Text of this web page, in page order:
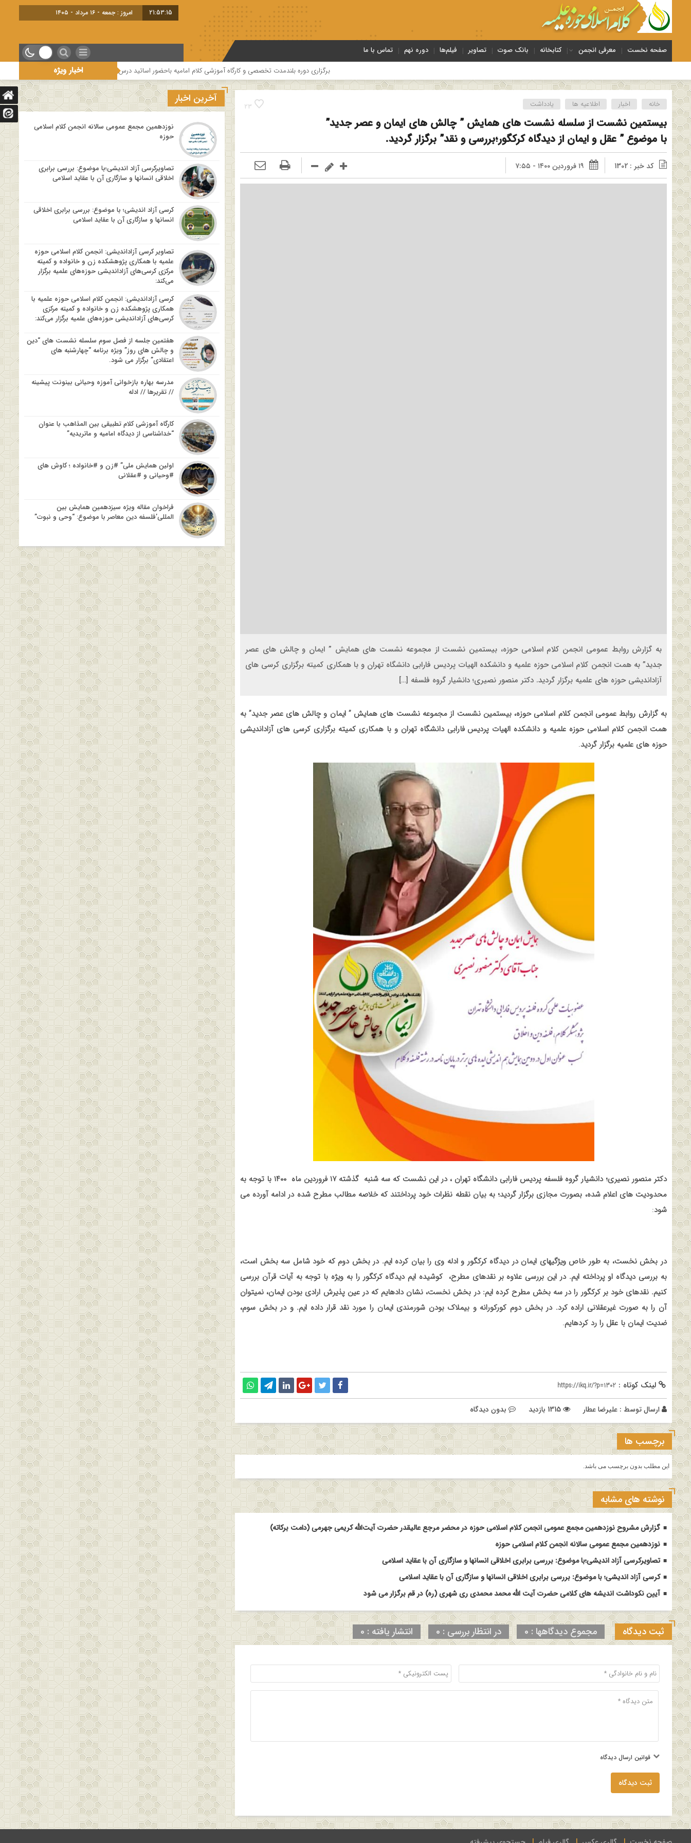
21:53:16 امروز : جمعه - ۱۶ مرداد - ۱۴۰۵
صفحه نخست معرفی انجمن کتابخانه بانک صوت تصاویر فیلم‌ها دوره نهم تماس با ما
اخبار ویژه برگزاری دوره بلندمدت تخصصی و کارگاه آموزشی کلام امامیه باحضور اساتید درس خارج کلام و اساتید حوزه و دانشگاه هفتمین جلسه از فصل
23 خانه اخبار اطلاعیه ها یادداشت
بیستمین نشست از سلسله نشست های همایش ” چالش های ایمان و عصر جدید”
با موضوع ” عقل و ایمان از دیدگاه کرکگور؛بررسی و نقد” برگزار گردید.
کد خبر : 1302 ۱۹ فروردین ۱۴۰۰ - ۷:۵۵
به گزارش روابط عمومی انجمن کلام اسلامی حوزه، بیستمین نشست از مجموعه نشست های همایش ” ایمان و چالش های عصر
جدید” به همت انجمن کلام اسلامی حوزه علمیه و دانشکده الهیات پردیس فارابی دانشگاه تهران و با همکاری کمیته برگزاری کرسی های
آزاداندیشی حوزه های علمیه برگزار گردید. دکتر منصور نصیری؛ دانشیار گروه فلسفه […]
به گزارش روابط عمومی انجمن کلام اسلامی حوزه، بیستمین نشست از مجموعه نشست های همایش ” ایمان و چالش های عصر جدید” به
همت انجمن کلام اسلامی حوزه علمیه و دانشکده الهیات پردیس فارابی دانشگاه تهران و با همکاری کمیته برگزاری کرسی های آزاداندیشی
حوزه های علمیه برگزار گردید.
دکتر منصور نصیری؛ دانشیار گروه فلسفه پردیس فارابی دانشگاه تهران ، در این نشست که سه شنبه گذشته ۱۷ فروردین ماه
۱۴۰۰ با توجه به
محدودیت های اعلام شده، بصورت مجازی برگزار گردید؛ به بیان نقطه نظرات خود پرداختند که خلاصه مطالب مطرح شده در ادامه آورده می
شود:
در بخش نخست، به طور خاص ویژگیهای ایمان در دیدگاه کرکگور و ادله وی را بیان کرده ایم. در بخش دوم که خود شامل سه بخش است،
به بررسی دیدگاه او پرداخته ایم. در این بررسی علاوه بر نقدهای مطرح، کوشیده ایم دیدگاه کرکگور را به ویژه با توجه به آیات قرآن بررسی
کنیم. نقدهای خود بر کرکگور را در سه بخش مطرح کرده ایم: در بخش نخست، نشان دادهایم که در عین پذیرش ارادی بودن ایمان، نمیتوان
آن را به صورت غیرعقلانی اراده کرد. در بخش دوم کورکورانه و بیملاک بودن شورمندی ایمان را مورد نقد قرار داده ایم. و در بخش سوم،
ضدیت ایمان با عقل را رد کردهایم.
لینک کوتاه : https://ikq.ir/?p=1302
ارسال توسط : علیرضا عطار بدون دیدگاه
برچسب ها
این مطلب بدون برچسب می باشد.
نوشته های مشابه
گزارش مشروح نوزدهمین مجمع عمومی انجمن کلام اسلامی حوزه در محضر مرجع عالیقدر حضرت آیت‌الله کریمی جهرمی (دامت برکاته)
نوزدهمین مجمع عمومی سالانه انجمن کلام اسلامی حوزه
تصاویرکرسی آزاد اندیشی؛با موضوع: بررسی برابری اخلاقی انسانها و سازگاری آن با عقاید اسلامی
کرسی آزاد اندیشی؛ با موضوع: بررسی برابری اخلاقی انسانها و سازگاری آن با عقاید اسلامی
آیین نکوداشت اندیشه های کلامی حضرت آیت الله محمد محمدی ری شهری (ره) در قم برگزار می شود
ثبت دیدگاه مجموع دیدگاهها : 0 در انتظار بررسی : 0 انتشار یافته : 0
قوانین ارسال دیدگاه
ثبت دیدگاه
آخرین اخبار
نوزدهمین مجمع عمومی سالانه انجمن کلام اسلامی
حوزه
تصاویرکرسی آزاد اندیشی؛با موضوع: بررسی برابری
اخلاقی انسانها و سازگاری آن با عقاید اسلامی
کرسی آزاد اندیشی؛ با موضوع: بررسی برابری اخلاقی
انسانها و سازگاری آن با عقاید اسلامی
تصاویر کرسی آزاداندیشی: انجمن کلام اسلامی حوزه
علمیه با همکاری پژوهشکده زن و خانواده و کمیته
مرکزی کرسی‌های آزاداندیشی حوزه‌های علمیه برگزار
می‌کند:
کرسی آزاداندیشی: انجمن کلام اسلامی حوزه علمیه با
همکاری پژوهشکده زن و خانواده و کمیته مرکزی
کرسی‌های آزاداندیشی حوزه‌های علمیه برگزار می‌کند:
هفتمین جلسه از فصل سوم سلسله نشست های “دین
و چالش های روز” ویژه برنامه “چهارشنبه های
اعتقادی” برگزار می شود.
مدرسه بهاره بازخوانی آموزه وحیانی بینونت پیشینه
// تقریرها // ادله
کارگاه آموزشی کلام تطبیقی بین المذاهب با عنوان
“خداشناسی از دیدگاه امامیه و ماتریدیه”
اولین همایش ملی” #زن و #خانواده ؛ کاوش های
#وحیانی و #عقلانی
فراخوان مقاله ویژه سیزدهمین همایش بین
المللی’فلسفه دین معاصر با موضوع: “وحی و نبوت”